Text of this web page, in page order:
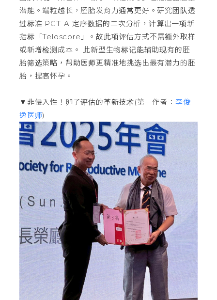
潜能。端粒越长，胚胎发育力通常更好。研究团队透
过标准 PGT-A 定序数据的二次分析，计算出一项新
指标「Teloscore」。故此项评估方式不需额外取样
或新增检测成本。 此新型生物标记能辅助现有的胚
胎筛选策略，帮助医师更精准地挑选出最有潜力的胚
胎，提高怀孕。
▼非侵入性！卵子评估的革新技术(第一作者： 李俊
逸医师)